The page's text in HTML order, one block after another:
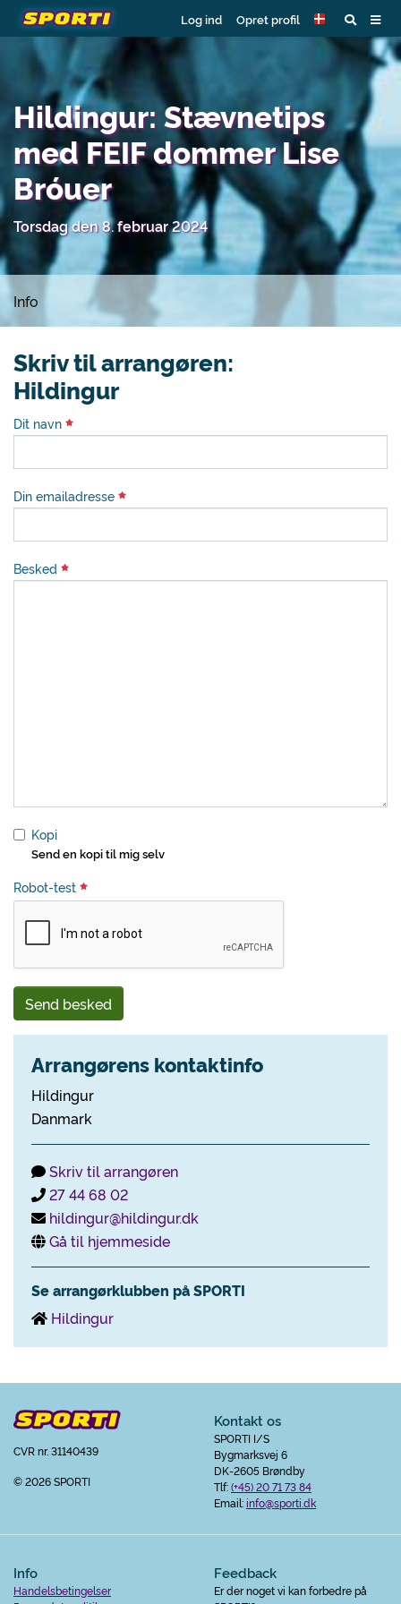
Log ind Opret profil
Hildingur: Stævnetips
med FEIF dommer Lise
Bróuer
Torsdag den 8. februar 2024
Info
Skriv til arrangøren:
Hildingur
Dit navn
Din emailadresse
Besked
Kopi
Send en kopi til mig selv
Robot-test
Send besked
Arrangørens kontaktinfo
Hildingur
Danmark
Skriv til arrangøren
27 44 68 02
hildingur@hildingur.dk
Gå til hjemmeside
Se arrangørklubben på SPORTI
Hildingur
CVR nr. 31140439
© 2026 SPORTI
Kontakt os
SPORTI I/S
Bygmarksvej 6
DK-2605 Brøndby
Tlf:(+45) 20 71 73 84
Email:info@sporti.dk
Info
Handelsbetingelser
Feedback
Er der noget vi kan forbedre på